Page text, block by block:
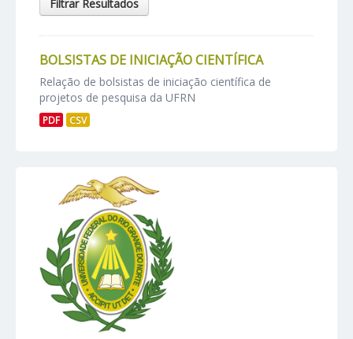
Filtrar Resultados
BOLSISTAS DE INICIAÇÃO CIENTÍFICA
Relação de bolsistas de iniciação científica de
projetos de pesquisa da UFRN
PDF CSV